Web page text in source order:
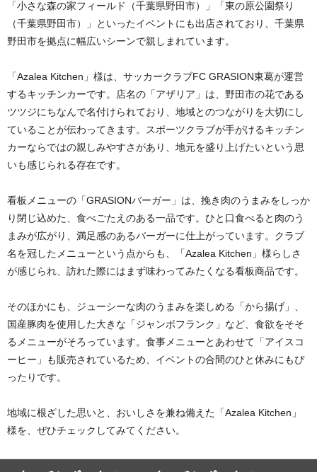
「小さな森の家フィールド（千葉県野田市）」「東の原公園祭り
（千葉県野田市）」といったイベントにも出店されており、千葉県
野田市を拠点に幅広いシーンで親しまれています。
「Azalea Kitchen」様は、サッカークラブFC GRASION東葛が運営
するキッチンカーです。店名の「アザリア」は、野田市の花である
ツツジにちなんで名付けられており、地域とのつながりを大切にし
ていることが伝わってきます。スポーツクラブが手がけるキッチン
カーならではの親しみやすさがあり、地元を盛り上げたいという思
いも感じられる存在です。
看板メニューの「GRASIONバーガー」は、挽き肉のうまみをしっか
り閉じ込めた、食べごたえのある一品です。ひと口食べると肉のう
まみが広がり、満足感のあるバーガーに仕上がっています。クラブ
名を冠したメニューという点からも、「Azalea Kitchen」様らしさ
が感じられ、訪れた際にはまず味わってみたくなる看板商品です。
そのほかにも、ジューシーな肉のうまみを楽しめる「から揚げ」、
国産豚肉を使用した大きな「ジャンボフランク」など、食欲をそそ
るメニューがそろっています。食事メニューとあわせて「アイスコ
ーヒー」も販売されているため、イベントの合間のひと休みにもぴ
ったりです。
地域に根ざした思いと、おいしさを兼ね備えた「Azalea Kitchen」
様を、ぜひチェックしてみてください。